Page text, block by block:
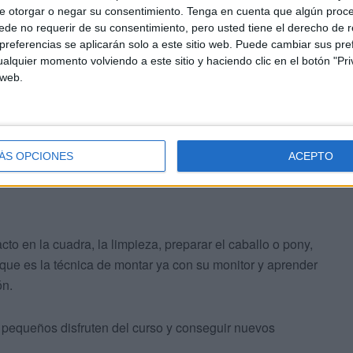
otorgar o negar su consentimiento. Tenga en cuenta que algún
no requerir de su consentimiento, pero usted tiene el derecho de
se aplicarán solo a este sitio web. Puede cambiar sus
momento volviendo a este sitio y haciendo clic en el botón
OPCIONES ACEPTO
lo imprescindible sobre este deporte tan
solamente a montar a caballo o pony sino
habrá un día de excursión a la
en la cuadra, la limpieza, preparar el caballo o pony,
es la técnica de montar ya con su monitor y aprender
disfruten del curso y conseguir nuevos